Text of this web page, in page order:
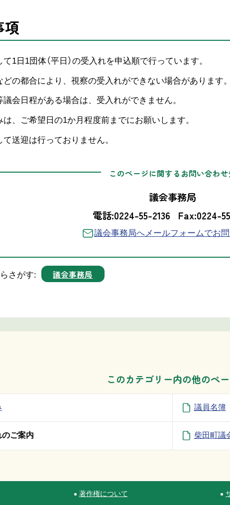
項
て1日1団体（平日）の受入れを申込順で行っています。
どの都合により、視察の受入れができない場合があります。
議会日程がある場合は、受入れができません。
は、ご希望日の1か月程度前までにお願いします。
て送迎は行っておりません。
このページに関するお問い合わ
議会事務局
電話:0224-55-2136
Fax:0224-
議会事務局へメールフォームでお
さがす: 議会事務局
このカテゴリー内の他のペ
議員名簿
ご案内 柴田町議
著作権について